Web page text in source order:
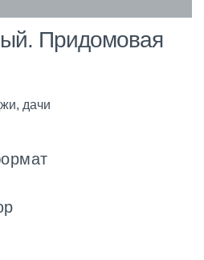
Придомовая
дачи